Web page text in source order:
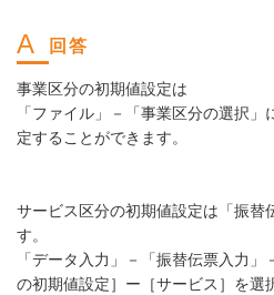
事業区分の初期値設定は
「ファイル」－「事業区分の選択
定することができます。
サービス区分の初期値設定は「振替
す。
「データ入力」－「振替伝票入力
の初期値設定］ー［サービス］を選